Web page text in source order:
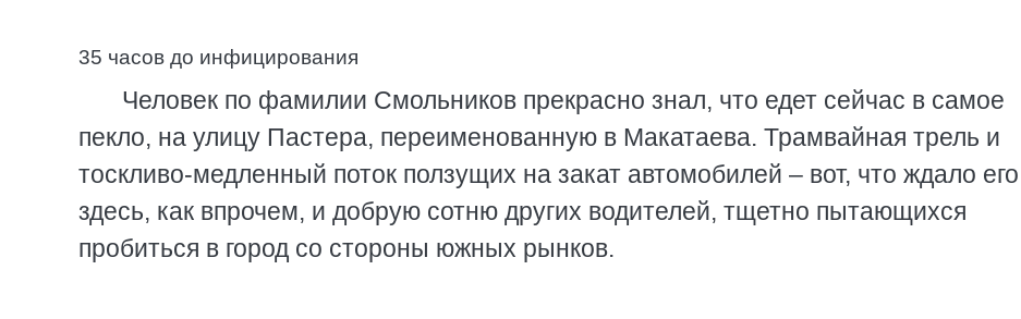
35 часов до инфицирования
Человек по фамилии Смольников прекрасно знал, что едет сейчас в самое
пекло, на улицу Пастера, переименованную в Макатаева. Трамвайная трель и
тоскливо-медленный поток ползущих на закат автомобилей – вот, что ждало его
здесь, как впрочем, и добрую сотню других водителей, тщетно пытающихся
пробиться в город со стороны южных рынков.